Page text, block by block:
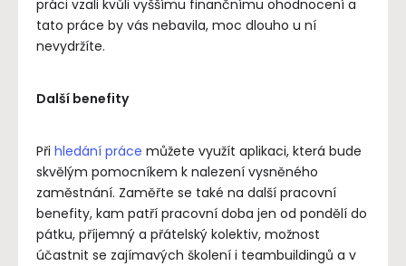
práci vzali kvůli vyššímu finančnímu ohodnocení a
tato práce by vás nebavila, moc dlouho u ní
nevydržíte.
Další benefity
Při hledání práce můžete využít aplikaci, která bude
skvělým pomocníkem k nalezení vysněného
zaměstnání. Zaměřte se také na další pracovní
benefity, kam patří pracovní doba jen od pondělí do
pátku, příjemný a přátelský kolektiv, možnost
účastnit se zajímavých školení i teambuildingů a v